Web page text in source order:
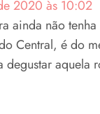
2020 às 10:02
ainda não
Central, é do
degustar aquela